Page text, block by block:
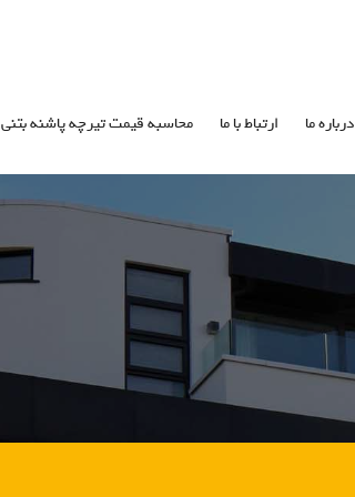
درباره ما ارتباط با ما محاسبه قیمت تیرچه پاشنه بتنی